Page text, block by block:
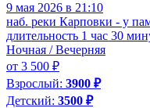
9 мая 2026 в 21:10
наб. реки Карповки - у
длительность 1 час 30
Ночная / Вечерняя
от 3 500 ₽
Взрослый: 3900 ₽
Детский: 3500 ₽